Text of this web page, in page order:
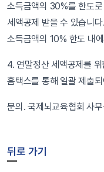
소득금액의 30%를 한도
세액공제 받을 수 있습니
소득금액의 10% 한도 내
4. 연말정산 세액공제를
홈택스를 통해 일괄 제출
문의. 국제뇌교육협회
뒤로 가기